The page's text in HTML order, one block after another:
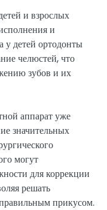
и взрослых
и
у детей ортодонты
челюстей, что
зубов и их
аппарат уже
значительных
могут
для коррекции
решать
прикусом.